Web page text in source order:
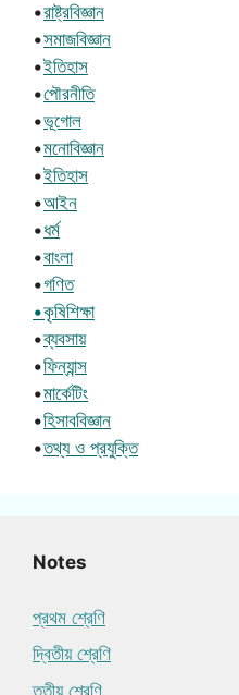
•রাষ্ট্রবিজ্ঞান
•সমাজবিজ্ঞান
•ইতিহাস
•পৌরনীতি
•ভূগোল
•মনোবিজ্ঞান
•ইতিহাস
•আইন
•ধর্ম
•বাংলা
•গণিত
•কৃষিশিক্ষা
•ব্যবসায়
•ফিন্যান্স
•মার্কেটিং
•হিসাববিজ্ঞান
•তথ্য ও প্রযুক্তি
Notes
প্রথম শ্রেণি
দ্বিতীয় শ্রেণি
তৃতীয় শ্রেণি